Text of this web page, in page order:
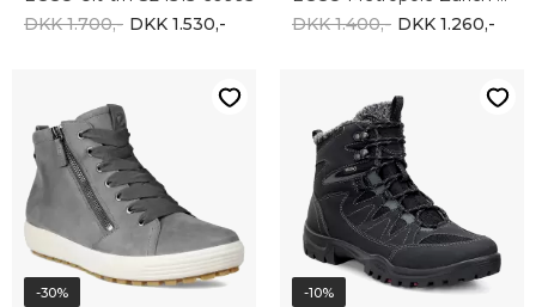
DKK 1.700,- DKK 1.530,-
DKK 1.400,- DKK 1.260,-
-30% -10%